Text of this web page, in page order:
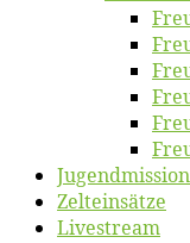
Zelt­ein­sät­ze
Live­stream